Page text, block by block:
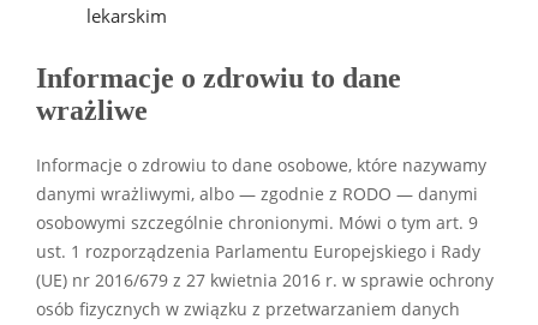
lekarskim
Informacje o zdrowiu to dane
wrażliwe
Informacje o zdrowiu to dane osobowe, które nazywamy
danymi wrażliwymi, albo — zgodnie z RODO — danymi
osobowymi szczególnie chronionymi. Mówi o tym art. 9
ust. 1 rozporządzenia Parlamentu Europejskiego i Rady
(UE) nr 2016/679 z 27 kwietnia 2016 r. w sprawie ochrony
osób fizycznych w związku z przetwarzaniem danych